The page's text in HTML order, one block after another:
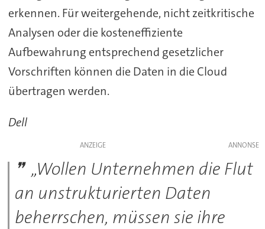
erkennen. Für weitergehende, nicht zeitkritische
Analysen oder die kosteneffiziente
Aufbewahrung entsprechend gesetzlicher
Vorschriften können die Daten in die Cloud
übertragen werden.
Dell
ANZEIGE
„Wollen Unternehmen die Flut
an unstrukturierten Daten
beherrschen, müssen sie ihre